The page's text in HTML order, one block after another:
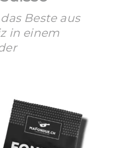
Beste aus
in einem